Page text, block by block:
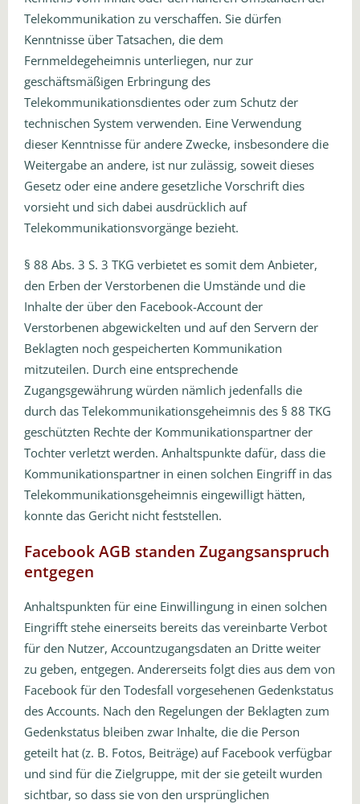
Telekommunikation zu verschaffen. Sie dürfen
Kenntnisse über Tatsachen, die dem
Fernmeldegeheimnis unterliegen, nur zur
geschäftsmäßigen Erbringung des
Telekommunikationsdientes oder zum Schutz der
technischen System verwenden. Eine Verwendung
dieser Kenntnisse für andere Zwecke, insbesondere die
Weitergabe an andere, ist nur zulässig, soweit dieses
Gesetz oder eine andere gesetzliche Vorschrift dies
vorsieht und sich dabei ausdrücklich auf
Telekommunikationsvorgänge bezieht.
§ 88 Abs. 3 S. 3 TKG verbietet es somit dem Anbieter,
den Erben der Verstorbenen die Umstände und die
Inhalte der über den Facebook-Account der
Verstorbenen abgewickelten und auf den Servern der
Beklagten noch gespeicherten Kommunikation
mitzuteilen. Durch eine entsprechende
Zugangsgewährung würden nämlich jedenfalls die
durch das Telekommunikationsgeheimnis des § 88 TKG
geschützten Rechte der Kommunikationspartner der
Tochter verletzt werden. Anhaltspunkte dafür, dass die
Kommunikationspartner in einen solchen Eingriff in das
Telekommunikationsgeheimnis eingewilligt hätten,
konnte das Gericht nicht feststellen.
Facebook AGB standen Zugangsanspruch
entgegen
Anhaltspunkten für eine Einwillingung in einen solchen
Eingrifft stehe einerseits bereits das vereinbarte Verbot
für den Nutzer, Accountzugangsdaten an Dritte weiter
zu geben, entgegen. Andererseits folgt dies aus dem von
Facebook für den Todesfall vorgesehenen Gedenkstatus
des Accounts. Nach den Regelungen der Beklagten zum
Gedenkstatus bleiben zwar Inhalte, die die Person
geteilt hat (z. B. Fotos, Beiträge) auf Facebook verfügbar
und sind für die Zielgruppe, mit der sie geteilt wurden
sichtbar, so dass sie von den ursprünglichen